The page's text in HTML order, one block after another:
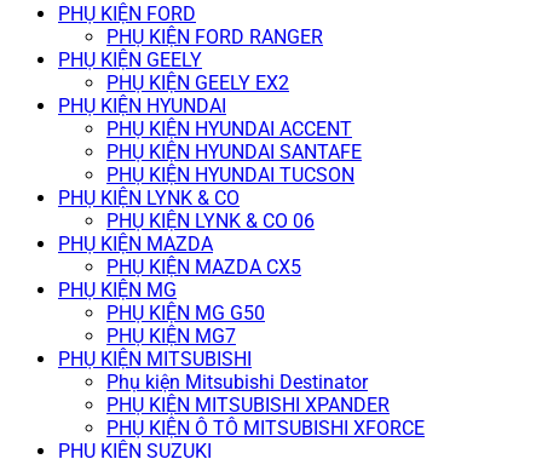
PHỤ KIỆN FORD
PHỤ KIỆN FORD RANGER
PHỤ KIỆN GEELY
PHỤ KIỆN GEELY EX2
PHỤ KIỆN HYUNDAI
PHỤ KIỆN HYUNDAI ACCENT
PHỤ KIỆN HYUNDAI SANTAFE
PHỤ KIỆN HYUNDAI TUCSON
PHỤ KIỆN LYNK & CO
PHỤ KIỆN LYNK & CO 06
PHỤ KIỆN MAZDA
PHỤ KIỆN MAZDA CX5
PHỤ KIỆN MG
PHỤ KIỆN MG G50
PHỤ KIỆN MG7
PHỤ KIỆN MITSUBISHI
Phụ kiện Mitsubishi Destinator
PHỤ KIỆN MITSUBISHI XPANDER
PHỤ KIỆN Ô TÔ MITSUBISHI XFORCE
PHỤ KIỆN SUZUKI